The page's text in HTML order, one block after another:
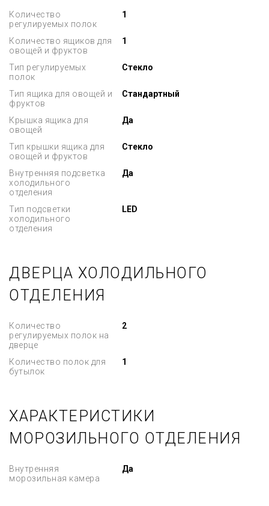
Количество
регулируемых полок
1
Количество ящиков для
овощей и фруктов
1
Тип регулируемых
полок
Стекло
Тип ящика для овощей и
фруктов
Стандартный
Крышка ящика для
овощей
Да
Тип крышки ящика для
овощей и фруктов
Стекло
Внутренняя подсветка
холодильного
отделения
Да
Тип подсветки
холодильного
отделения
LED
ДВЕРЦА ХОЛОДИЛЬНОГО
ОТДЕЛЕНИЯ
Количество
регулируемых полок на
дверце
2
Количество полок для
бутылок
1
ХАРАКТЕРИСТИКИ
МОРОЗИЛЬНОГО ОТДЕЛЕНИЯ
Внутренняя
морозильная камера
Да